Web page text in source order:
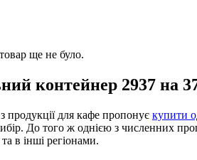
ще не було.
контейнер 2937 на
продукції для кафе пропонує купити
До того ж однією з численних
в інші регіонами.